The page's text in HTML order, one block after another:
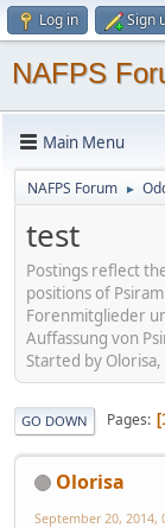
Log in Sign
NAFPS
Main Menu
NAFPS Forum ►
test
Postings reflect
positions of
Forenmitglieder
Auffassung von
Started by
GO DOWN Pages
Olorisa
September 20, 2014,